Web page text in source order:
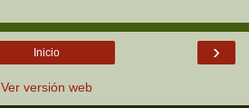
›
Inicio
Ver versión web